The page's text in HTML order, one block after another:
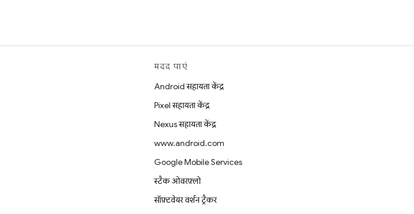
मदद पाएं
Android सहायता केंद्र
Pixel सहायता केंद्र
Nexus सहायता केंद्र
www.android.com
Google Mobile Services
स्टैक ओवरफ़्लो
सॉफ़्टवेयर वर्शन ट्रैकर